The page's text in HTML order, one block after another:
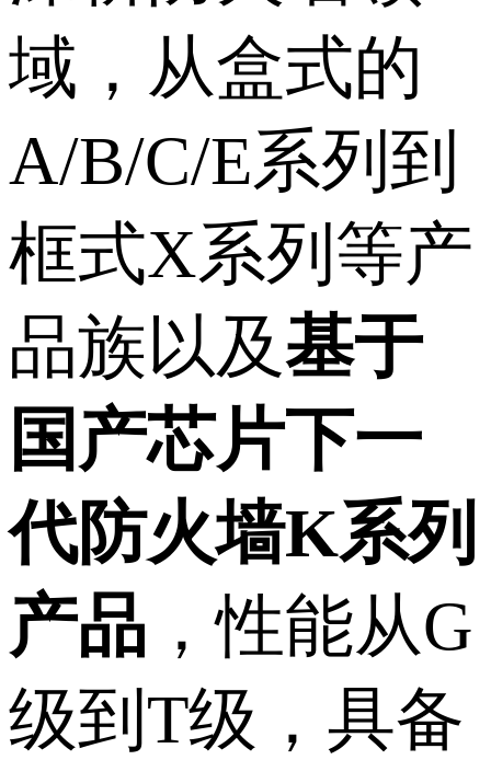
域，从盒式的
A/B/C/E系列到
框式X系列等产
品族以及基于
国产芯片下一
代防火墙K系列
产品 ，性能从G
级到T级，具备